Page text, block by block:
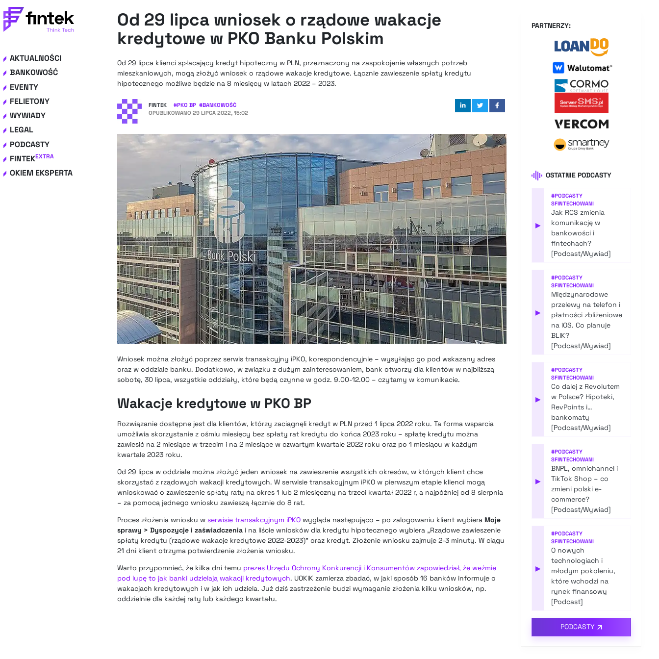
AKTUALNOŚCI
BANKOWOŚĆ
EVENTY
FELIETONY
WYWIADY
LEGAL
PODCASTY
FINTEKEXTRA
OKIEM EKSPERTA
Od 29 lipca wniosek o rządowe wakacje
kredytowe w PKO Banku Polskim
Od 29 lipca klienci spłacający kredyt hipoteczny w PLN, przeznaczony na zaspokojenie własnych potrzeb
mieszkaniowych, mogą złożyć wniosek o rządowe wakacje kredytowe. Łącznie zawieszenie spłaty kredytu
hipotecznego możliwe będzie na 8 miesięcy w latach 2022 – 2023.
FINTEK #PKO BP #BANKOWOŚĆ
OPUBLIKOWANO 29 LIPCA 2022, 15:02
Wniosek można złożyć poprzez serwis transakcyjny iPKO, korespondencyjnie – wysyłając go pod wskazany adres
oraz w oddziale banku. Dodatkowo, w związku z dużym zainteresowaniem, bank otworzy dla klientów w najbliższą
sobotę, 30 lipca, wszystkie oddziały, które będą czynne w godz. 9.00-12.00 – czytamy w komunikacie.
Wakacje kredytowe w PKO BP
Rozwiązanie dostępne jest dla klientów, którzy zaciągnęli kredyt w PLN przed 1 lipca 2022 roku. Ta forma wsparcia
umożliwia skorzystanie z ośmiu miesięcy bez spłaty rat kredytu do końca 2023 roku – spłatę kredytu można
zawiesić na 2 miesiące w trzecim i na 2 miesiące w czwartym kwartale 2022 roku oraz po 1 miesiącu w każdym
kwartale 2023 roku.
Od 29 lipca w oddziale można złożyć jeden wniosek na zawieszenie wszystkich okresów, w których klient chce
skorzystać z rządowych wakacji kredytowych. W serwisie transakcyjnym iPKO w pierwszym etapie klienci mogą
wnioskować o zawieszenie spłaty raty na okres 1 lub 2 miesięczny na trzeci kwartał 2022 r, a najpóźniej od 8 sierpnia
– za pomocą jednego wniosku zawieszą łącznie do 8 rat.
Proces złożenia wniosku w serwisie transakcyjnym iPKO wygląda następująco – po zalogowaniu klient wybiera Moje
sprawy > Dyspozycje i zaświadczenia i na liście wniosków dla kredytu hipotecznego wybiera „Rządowe zawieszenie
spłaty kredytu (rządowe wakacje kredytowe 2022-2023)” oraz kredyt. Złożenie wniosku zajmuje 2-3 minuty. W ciągu
21 dni klient otrzyma potwierdzenie złożenia wniosku.
Warto przypomnieć, że kilka dni temu prezes Urzędu Ochrony Konkurencji i Konsumentów zapowiedział, że weźmie
pod lupę to jak banki udzielają wakacji kredytowych. UOKiK zamierza zbadać, w jaki sposób 16 banków informuje o
wakacjach kredytowych i w jak ich udziela. Już dziś zastrzeżenie budzi wymaganie złożenia kilku wniosków, np.
oddzielnie dla każdej raty lub każdego kwartału.
PARTNERZY:
OSTATNIE PODCASTY
▶
#PODCASTY
SFINTECHOWANI
Jak RCS zmienia
komunikację w
bankowości i
fintechach?
[Podcast/Wywiad]
▶
#PODCASTY
SFINTECHOWANI
Międzynarodowe
przelewy na telefon i
płatności zbliżeniowe
na iOS. Co planuje
BLIK?
[Podcast/Wywiad]
▶
#PODCASTY
SFINTECHOWANI
Co dalej z Revolutem
w Polsce? Hipoteki,
RevPoints i…
bankomaty
[Podcast/Wywiad]
▶
#PODCASTY
SFINTECHOWANI
BNPL, omnichannel i
TikTok Shop – co
zmieni polski e-
commerce?
[Podcast/Wywiad]
▶
#PODCASTY
SFINTECHOWANI
O nowych
technologiach i
młodym pokoleniu,
które wchodzi na
rynek finansowy
[Podcast]
PODCASTY